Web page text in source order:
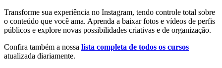
Transforme sua experiência no Instagram, tendo controle total sobre
o conteúdo que você ama. Aprenda a baixar fotos e vídeos de perfis
públicos e explore novas possibilidades criativas e de organização.
Confira também a nossa lista completa de todos os cursos
atualizada diariamente.